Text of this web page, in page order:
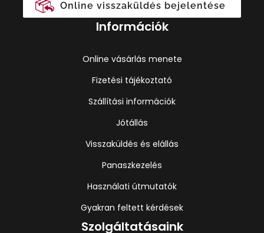
Online visszaküldés bejelentése
Információk
Online vásárlás menete
Fizetési tájékoztató
Szállítási információk
Jótállás
Visszaküldés és elállás
Panaszkezelés
Használati útmutatók
Gyakran feltett kérdések
Szolgáltatásaink